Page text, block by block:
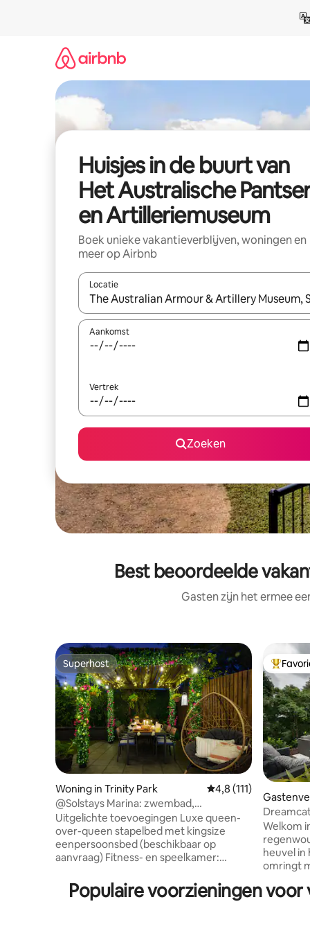
Huisjes in de buurt van
Het Australische
en Artilleriemuseum
Boek unieke vakantieverblijven, woningen en
meer op Airbnb
Locatie
Wanneer er suggesties beschikbaar zijn, maak
Aankomst
Vertrek
Zoeken
Best beoordeelde
Gasten zijn het ermee
Superhost
Superhost
Woning in Trinity Park Gemiddelde
4,8 (111)
@Solstays Marina: zwembad,
fitnessruimte, speelkamer en SUV-
verhuur
Uitgelichte toevoegingen Luxe queen-
over-queen stapelbed met kingsize
eenpersoonsbed (beschikbaar op
aanvraag) Fitness- en speelkamer:
speelhal en muurschildering van het
Great Barrier Reef Tuinplezier:
Dreamcatcher:
Welkom
heuvel
omringt
inheemse dieren.
Populaire voorzieningen